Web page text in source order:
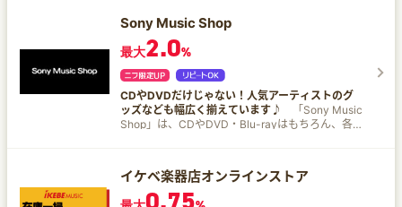
Sony Music Shop
最大2.0%
CDやDVDだけじゃない！人気アーティストのグ
ッズなども幅広く揃えています♪
「Sony Music
Shop」は、CDやDVD・Blu-rayはもちろん、各種
イケベ楽器店オンラインストア